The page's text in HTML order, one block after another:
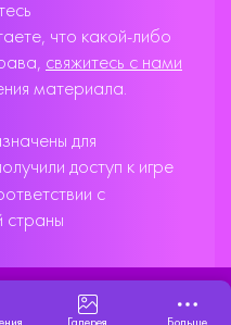
что какой-либо
свяжитесь с нами
материала.
для
доступ к игре
с
страны